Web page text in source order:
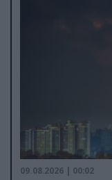
09.08.2026 | 00:02